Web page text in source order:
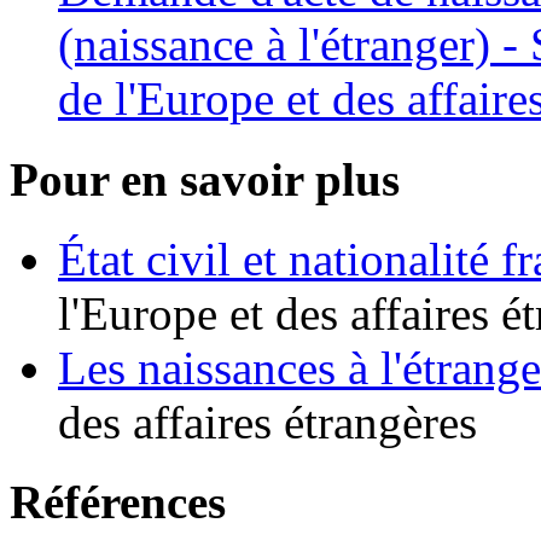
(naissance à l'étranger)
de l'Europe et des
Pour en savoir plus
État civil et nationalité
l'Europe et des affaires
Les naissances à
des affaires étrangères
Références